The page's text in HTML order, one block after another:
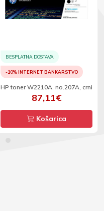
BESPLATNA DOSTAVA
-10% INTERNET BANKARSTVO
HP toner W2210A, no.207A, crni
87,11€
Košarica